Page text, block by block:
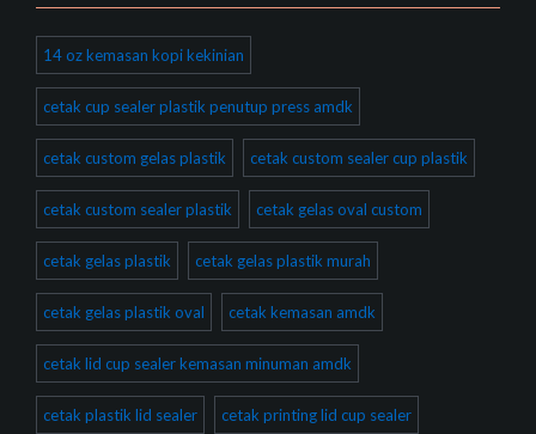
14 oz kemasan kopi kekinian
cetak cup sealer plastik penutup press amdk
cetak custom gelas plastik cetak custom sealer cup plastik
cetak custom sealer plastik cetak gelas oval custom
cetak gelas plastik cetak gelas plastik murah
cetak gelas plastik oval cetak kemasan amdk
cetak lid cup sealer kemasan minuman amdk
cetak plastik lid sealer cetak printing lid cup sealer